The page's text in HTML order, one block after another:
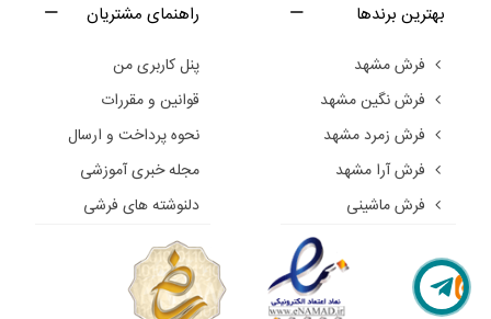
بهترین برندها
فرش مشهد
فرش نگین مشهد
فرش زمرد مشهد
فرش آرا مشهد
فرش ماشینی
راهنمای مشتریان
پنل کاربری من
قوانین و مقررات
نحوه پرداخت و ارسال
مجله خبری آموزشی
دلنوشته های فرشی